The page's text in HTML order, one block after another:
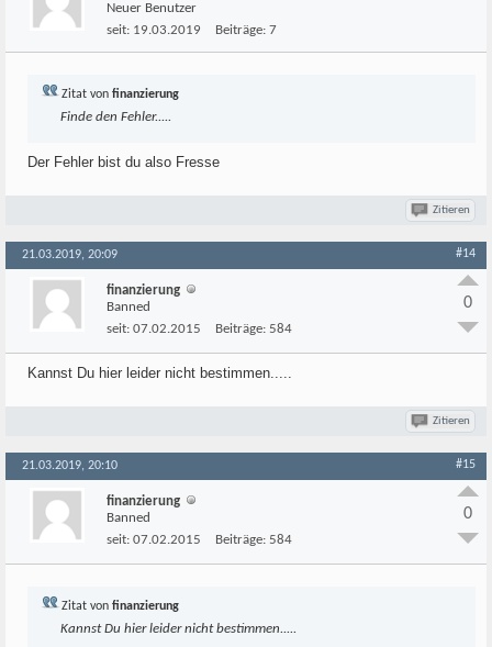
Neuer Benutzer
seit: 19.03.2019 Beiträge: 7
Zitat von finanzierung
Finde den Fehler.....
Der Fehler bist du also Fresse
Zitieren
21.03.2019, 20:09 #14
finanzierung
Banned
seit: 07.02.2015 Beiträge: 584
0
Kannst Du hier leider nicht bestimmen.....
Zitieren
21.03.2019, 20:10 #15
finanzierung
Banned
seit: 07.02.2015 Beiträge: 584
0
Zitat von finanzierung
Kannst Du hier leider nicht bestimmen.....